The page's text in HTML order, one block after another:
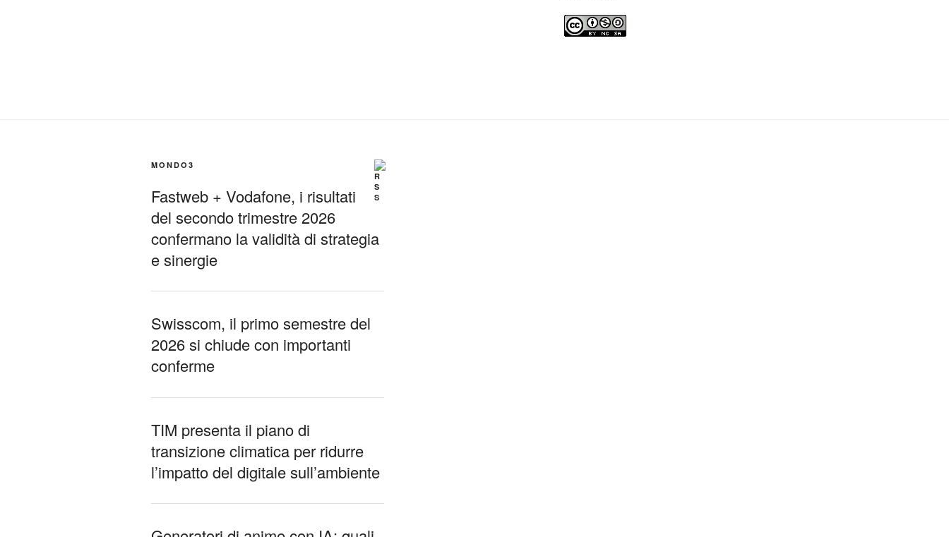
MONDO3
Fastweb + Vodafone, i risultati
del secondo trimestre 2026
confermano la validità di strategia
e sinergie
Swisscom, il primo semestre del
2026 si chiude con importanti
conferme
TIM presenta il piano di
transizione climatica per ridurre
l’impatto del digitale sull’ambiente